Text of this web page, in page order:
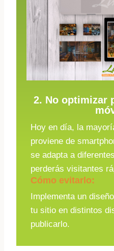
2. No optimizar
Hoy en día, la
proviene de
se adapta a
perderás visitantes
Cómo evitarlo:
Implementa un
tu sitio en distintos
publicarlo.